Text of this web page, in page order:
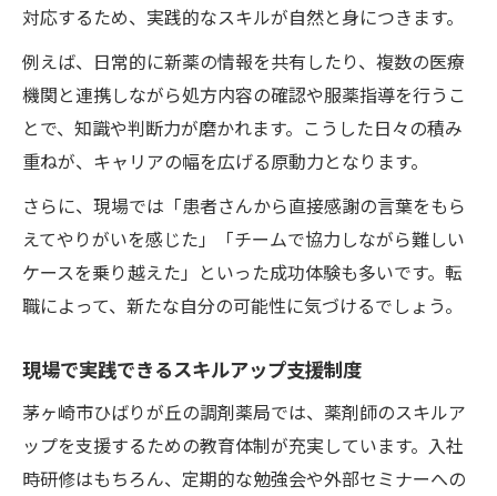
対応するため、実践的なスキルが自然と身につきます。
例えば、日常的に新薬の情報を共有したり、複数の医療
機関と連携しながら処方内容の確認や服薬指導を行うこ
とで、知識や判断力が磨かれます。こうした日々の積み
重ねが、キャリアの幅を広げる原動力となります。
さらに、現場では「患者さんから直接感謝の言葉をもら
えてやりがいを感じた」「チームで協力しながら難しい
ケースを乗り越えた」といった成功体験も多いです。転
職によって、新たな自分の可能性に気づけるでしょう。
現場で実践できるスキルアップ支援制度
茅ヶ崎市ひばりが丘の調剤薬局では、薬剤師のスキルア
ップを支援するための教育体制が充実しています。入社
時研修はもちろん、定期的な勉強会や外部セミナーへの